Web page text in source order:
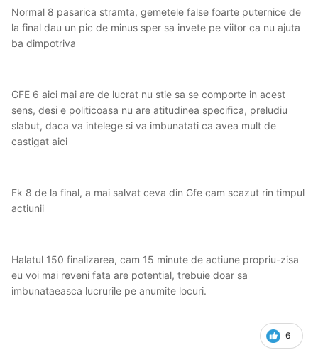
Normal 8 pasarica stramta, gemetele false foarte puternice de
la final dau un pic de minus sper sa invete pe viitor ca nu ajuta
ba dimpotriva
GFE 6 aici mai are de lucrat nu stie sa se comporte in acest
sens, desi e politicoasa nu are atitudinea specifica, preludiu
slabut, daca va intelege si va imbunatati ca avea mult de
castigat aici
Fk 8 de la final, a mai salvat ceva din Gfe cam scazut rin timpul
actiunii
Halatul 150 finalizarea, cam 15 minute de actiune propriu-zisa
eu voi mai reveni fata are potential, trebuie doar sa
imbunataeasca lucrurile pe anumite locuri.
6